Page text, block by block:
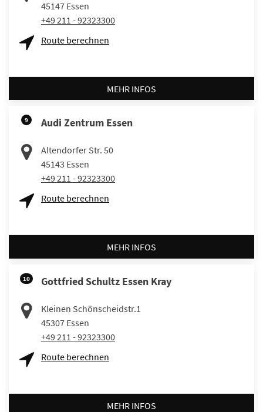
45147 Essen
+49 211 - 92323300
Route berechnen
MEHR INFOS
9 Audi Zentrum Essen
Altendorfer Str. 50
45143 Essen
+49 211 - 92323300
Route berechnen
MEHR INFOS
10 Gottfried Schultz Essen Kray
Kleinen Schönscheidstr.1
45307 Essen
+49 211 - 92323300
Route berechnen
MEHR INFOS